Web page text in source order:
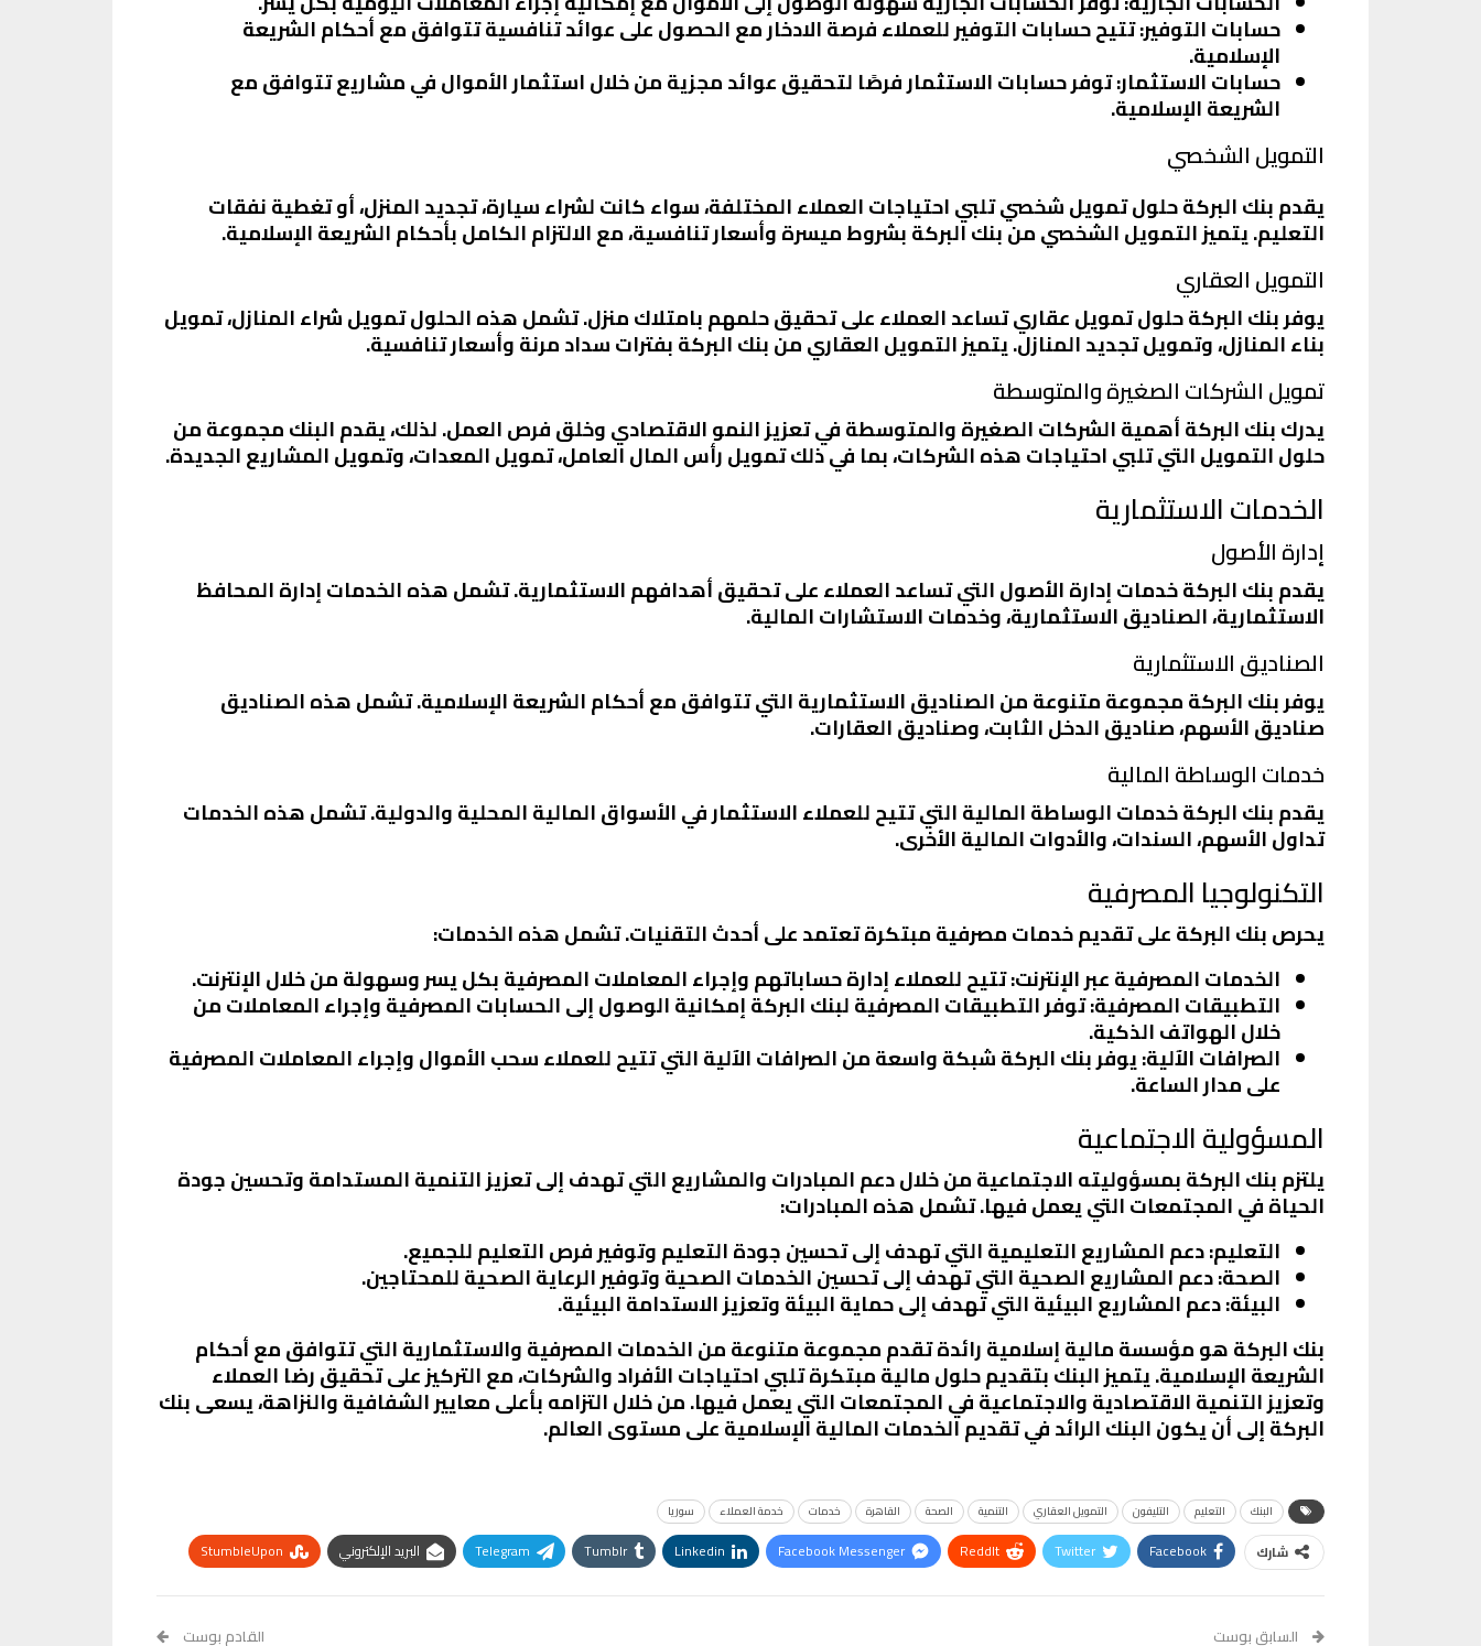
حسابات التوفير: تتيح حسابات التوفير للعملاء فرصة الادخار مع الحصول على عوائد تنافسية تتوافق مع أحكام الشريعة
الإسلامية.
حسابات الاستثمار: توفر حسابات الاستثمار فرصًا لتحقيق عوائد مجزية من خلال استثمار الأموال في مشاريع تتوافق مع
الشريعة الإسلامية.
التمويل الشخصي
يقدم بنك البركة حلول تمويل شخصي تلبي احتياجات العملاء المختلفة، سواء كانت لشراء سيارة، تجديد المنزل، أو تغطية نفقات
التعليم. يتميز التمويل الشخصي من بنك البركة بشروط ميسرة وأسعار تنافسية، مع الالتزام الكامل بأحكام الشريعة الإسلامية.
التمويل العقاري
يوفر بنك البركة حلول تمويل عقاري تساعد العملاء على تحقيق حلمهم بامتلاك منزل. تشمل هذه الحلول تمويل شراء المنازل، تمويل
بناء المنازل، وتمويل تجديد المنازل. يتميز التمويل العقاري من بنك البركة بفترات سداد مرنة وأسعار تنافسية.
تمويل الشركات الصغيرة والمتوسطة
يدرك بنك البركة أهمية الشركات الصغيرة والمتوسطة في تعزيز النمو الاقتصادي وخلق فرص العمل. لذلك، يقدم البنك مجموعة من
حلول التمويل التي تلبي احتياجات هذه الشركات، بما في ذلك تمويل رأس المال العامل، تمويل المعدات، وتمويل المشاريع الجديدة.
الخدمات الاستثمارية
إدارة الأصول
يقدم بنك البركة خدمات إدارة الأصول التي تساعد العملاء على تحقيق أهدافهم الاستثمارية. تشمل هذه الخدمات إدارة المحافظ
الاستثمارية، الصناديق الاستثمارية، وخدمات الاستشارات المالية.
الصناديق الاستثمارية
يوفر بنك البركة مجموعة متنوعة من الصناديق الاستثمارية التي تتوافق مع أحكام الشريعة الإسلامية. تشمل هذه الصناديق
صناديق الأسهم، صناديق الدخل الثابت، وصناديق العقارات.
خدمات الوساطة المالية
يقدم بنك البركة خدمات الوساطة المالية التي تتيح للعملاء الاستثمار في الأسواق المالية المحلية والدولية. تشمل هذه الخدمات
تداول الأسهم، السندات، والأدوات المالية الأخرى.
التكنولوجيا المصرفية
يحرص بنك البركة على تقديم خدمات مصرفية مبتكرة تعتمد على أحدث التقنيات. تشمل هذه الخدمات:
الخدمات المصرفية عبر الإنترنت: تتيح للعملاء إدارة حساباتهم وإجراء المعاملات المصرفية بكل يسر وسهولة من خلال الإنترنت.
التطبيقات المصرفية: توفر التطبيقات المصرفية لبنك البركة إمكانية الوصول إلى الحسابات المصرفية وإجراء المعاملات من
خلال الهواتف الذكية.
الصرافات الآلية: يوفر بنك البركة شبكة واسعة من الصرافات الآلية التي تتيح للعملاء سحب الأموال وإجراء المعاملات المصرفية
على مدار الساعة.
المسؤولية الاجتماعية
يلتزم بنك البركة بمسؤوليته الاجتماعية من خلال دعم المبادرات والمشاريع التي تهدف إلى تعزيز التنمية المستدامة وتحسين جودة
الحياة في المجتمعات التي يعمل فيها. تشمل هذه المبادرات:
التعليم: دعم المشاريع التعليمية التي تهدف إلى تحسين جودة التعليم وتوفير فرص التعليم للجميع.
الصحة: دعم المشاريع الصحية التي تهدف إلى تحسين الخدمات الصحية وتوفير الرعاية الصحية للمحتاجين.
البيئة: دعم المشاريع البيئية التي تهدف إلى حماية البيئة وتعزيز الاستدامة البيئية.
بنك البركة هو مؤسسة مالية إسلامية رائدة تقدم مجموعة متنوعة من الخدمات المصرفية والاستثمارية التي تتوافق مع أحكام
الشريعة الإسلامية. يتميز البنك بتقديم حلول مالية مبتكرة تلبي احتياجات الأفراد والشركات، مع التركيز على تحقيق رضا العملاء
وتعزيز التنمية الاقتصادية والاجتماعية في المجتمعات التي يعمل فيها. من خلال التزامه بأعلى معايير الشفافية والنزاهة، يسعى بنك
البركة إلى أن يكون البنك الرائد في تقديم الخدمات المالية الإسلامية على مستوى العالم.
البنك التعليم التليفون التمويل العقاري التنمية الصحة القاهرة خدمات خدمة العملاء سوريا
شارك Facebook
Twitter
ReddIt
Facebook Messenger
Linkedin
Tumblr
Telegram البريد الإلكتروني
StumbleUpon
السابق بوست القادم بوست